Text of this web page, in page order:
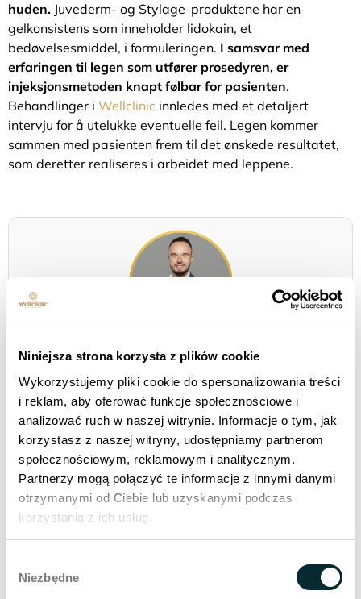
Niniejsza strona korzysta z plików cookie
Wykorzystujemy pliki cookie do spersonalizowania treści
i reklam, aby oferować funkcje społecznościowe i
analizować ruch w naszej witrynie. Informacje o tym, jak
korzystasz z naszej witryny, udostępniamy partnerom
społecznościowym, reklamowym i analitycznym.
Partnerzy mogą połączyć te informacje z innymi danymi
otrzymanymi od Ciebie lub uzyskanymi podczas
korzystania z ich usług.
zgody
Niezbędne
huden. Juvederm- og Stylage-produktene har en
gelkonsistens som inneholder lidokain, et
bedøvelsesmiddel, i formuleringen. I samsvar med
erfaringen til legen som utfører prosedyren, er
injeksjonsmetoden knapt følbar for pasienten.
Behandlinger i Wellclinic innledes med et detaljert
intervju for å utelukke eventuelle feil. Legen kommer
sammen med pasienten frem til det ønskede resultatet,
som deretter realiseres i arbeidet med leppene.
kombinerer en verden av medisinsk innovasjon med
menneskelig lederskap og operativ effektivitet. Fra
2020 er han med på å skape retningen for
utviklingenWellclinic - klinikker for estetisk medisin,
som setter tempoet for ekspansjon og setter nye
standarder i skjønnhetsbransjen,anti-
aldringsmedisinimedisin for lang levetid.
Søk i bloggen